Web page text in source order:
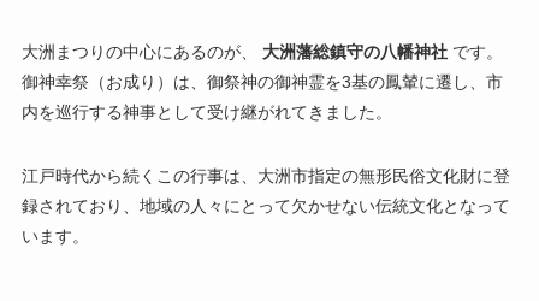
大洲まつりの中心にあるのが、 大洲藩総鎮守の八幡神社です。
御神幸祭（お成り）は、御祭神の御神霊を3基の鳳輦に遷し、市
内を巡行する神事として受け継がれてきました。
江戸時代から続くこの行事は、大洲市指定の無形民俗文化財に登
録されており、地域の人々にとって欠かせない伝統文化となって
います。